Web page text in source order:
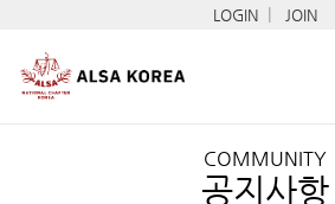
LOGIN JOIN
COMMUNITY
공지사항